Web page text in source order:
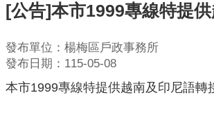
[公告]本市1999專線特提
發布單位：楊梅區戶政事務所
發布日期：115-05-08
本市1999專線特提供越南及印尼語轉